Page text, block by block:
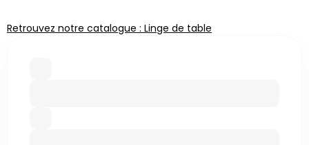
Retrouvez notre catalogue : Linge de table